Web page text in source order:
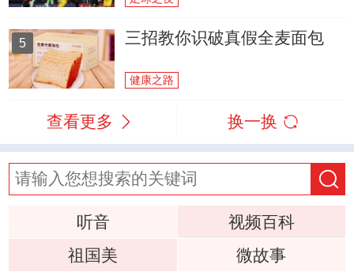
5 三招教你识破真假全麦面包
健康之路
查看更多 换一换
听音
视频百科
祖国美
微故事